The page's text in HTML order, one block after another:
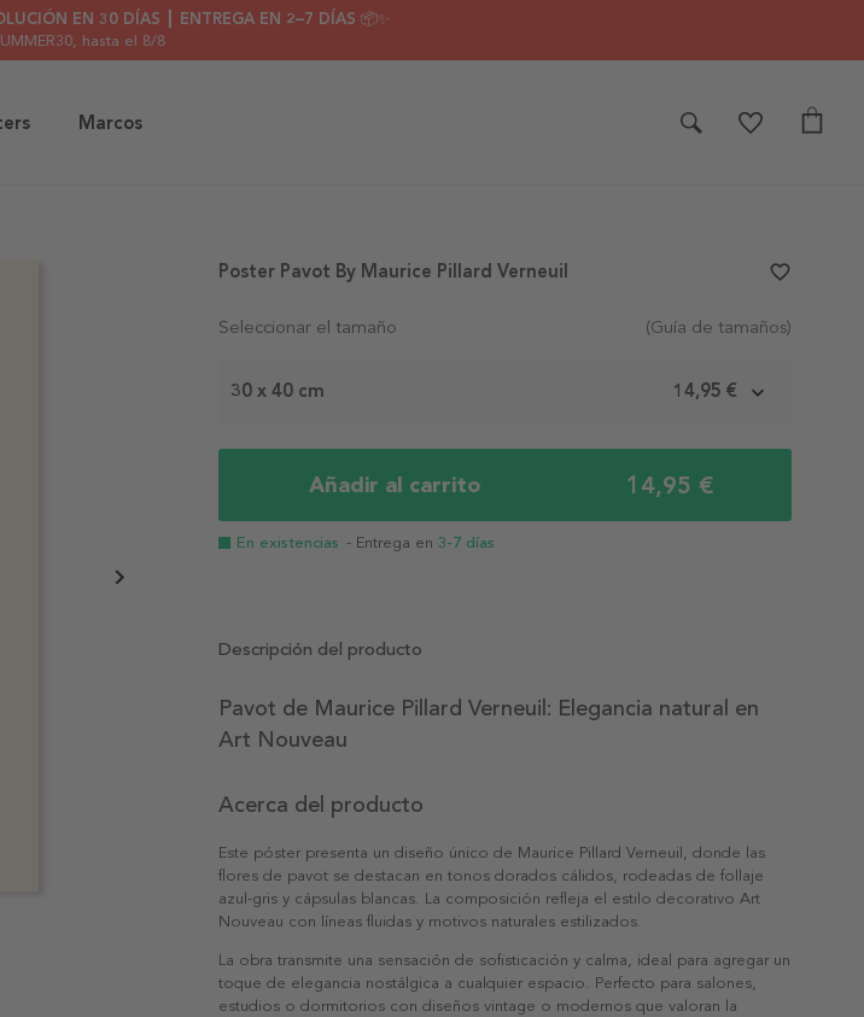
EN 30 DÍAS ┃ ENTREGA EN 2–7 DÍAS 📦✨
, hasta el 8/8
Marcos
Seleccionar el tamaño (Guía de tamaños)
30 x 40 cm 14,95 €
Añadir al carrito 14,95 €
En existencias - Entrega en 3-7 días
Poster Pavot By Maurice Pillard Verneuil favorite_border
Descripción del producto
Pavot de Maurice Pillard Verneuil: Elegancia natural en
Art Nouveau
Acerca del producto
Este póster presenta un diseño único de Maurice Pillard Verneuil, donde las
flores de pavot se destacan en tonos dorados cálidos, rodeadas de follaje
azul-gris y cápsulas blancas. La composición refleja el estilo decorativo Art
Nouveau con líneas fluidas y motivos naturales estilizados.
La obra transmite una sensación de sofisticación y calma, ideal para agregar un
toque de elegancia nostálgica a cualquier espacio. Perfecto para salones,
estudios o dormitorios con diseños vintage o modernos que valoran la